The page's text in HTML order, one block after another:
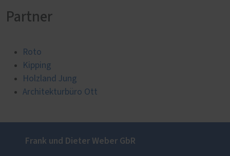
Partner
Roto
Kipping
Holzland Jung
Architekturbüro Ott
Frank und Dieter Weber GbR